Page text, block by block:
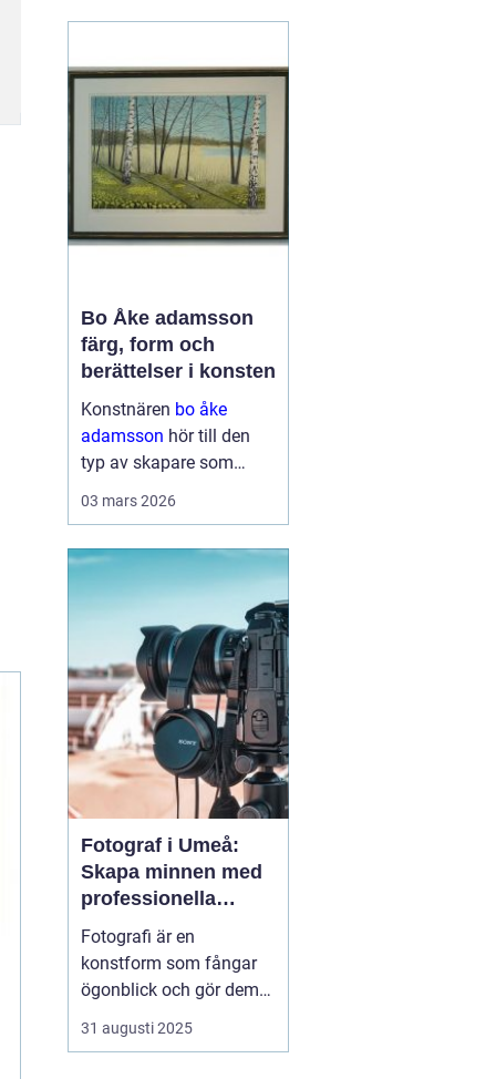
konfirmasjon når de
hører ordet fotograf, men
i en kunnskapsby som
Lund handler
fotograferi...
Bo Åke adamsson
färg, form och
berättelser i konsten
Konstnären bo åke
adamsson hör till den
typ av skapare som
stannar du en stund till
börjar motiven berätta
något mer. Hans verk rör
03 mars 2026
Fotograf i Umeå:
Skapa minnen med
professionella
bildkonstnärer
Fotografi är en
konstform som fångar
ögonblick och gör dem
tidlösa. I Umeå, en stad
känd för sin kreativa
31 augusti 2025